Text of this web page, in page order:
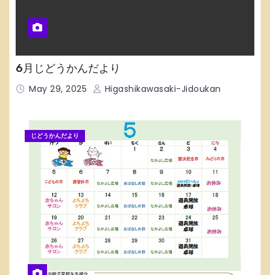
6月じどうかんだより
May 29, 2025 Higashikawasaki-Jidoukan
じどうかんだより